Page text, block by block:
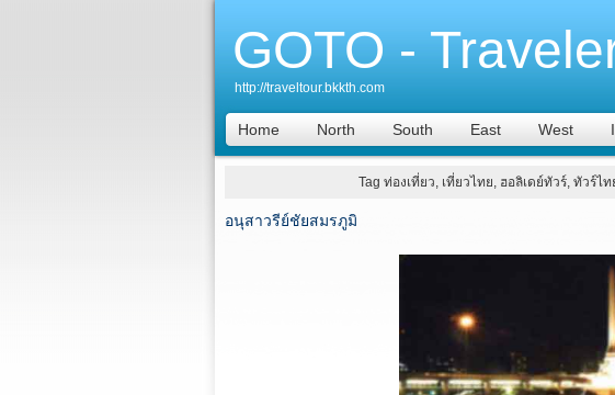
GOTO -
http://traveltour.bkkth.com
Home North South East West
Tag ท่องเที่ยว, เที่ยวไทย, ฮอลิเดย์ทัวร์, ทัวร์
อนุสาวรีย์ชัยสมรภูมิ